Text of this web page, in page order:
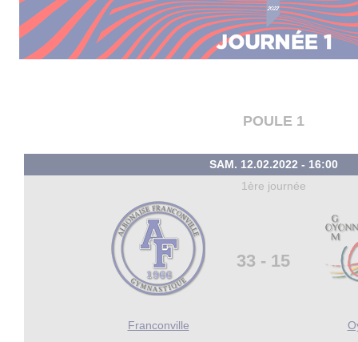
POULE 1
SAM. 12.02.2022 - 16:00
1ère journée
33 - 15
Franconville